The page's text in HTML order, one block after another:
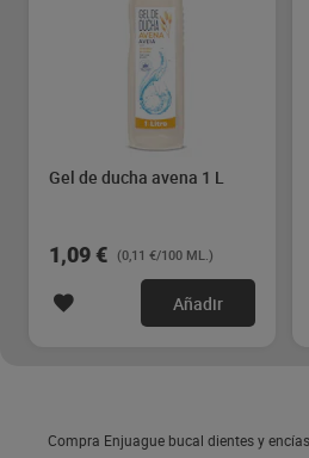
Gel de ducha avena 1 L
1,09 € (0,11 €/100 ML.)
Añadir
Compra Enjuague bucal dientes y